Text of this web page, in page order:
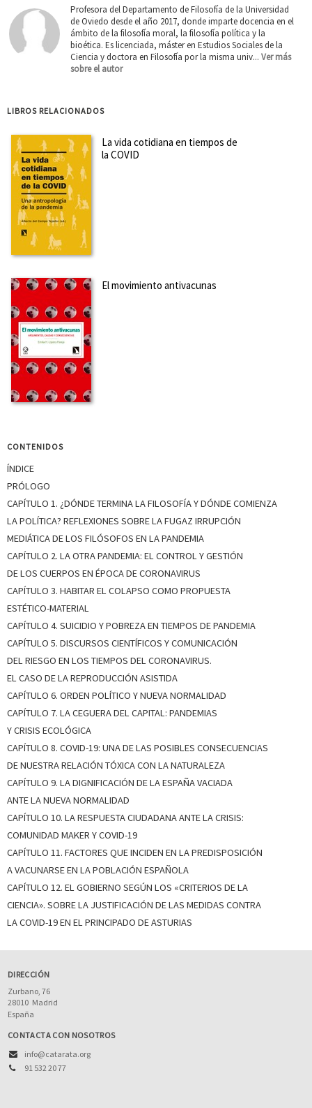
Profesora del Departamento de Filosofía de la Universidad
de Oviedo desde el año 2017, donde imparte docencia en el
ámbito de la filosofía moral, la filosofía política y la
bioética. Es licenciada, máster en Estudios Sociales de la
Ciencia y doctora en Filosofía por la misma univ... Ver más
sobre el autor
LIBROS RELACIONADOS
La vida cotidiana en tiempos de
la COVID
El movimiento antivacunas
CONTENIDOS
ÍNDICE
PRÓLOGO
CAPÍTULO 1. ¿DÓNDE TERMINA LA FILOSOFÍA Y DÓNDE COMIENZA
LA POLÍTICA? REFLEXIONES SOBRE LA FUGAZ IRRUPCIÓN
MEDIÁTICA DE LOS FILÓSOFOS EN LA PANDEMIA
CAPÍTULO 2. LA OTRA PANDEMIA: EL CONTROL Y GESTIÓN
DE LOS CUERPOS EN ÉPOCA DE CORONAVIRUS
CAPÍTULO 3. HABITAR EL COLAPSO COMO PROPUESTA
ESTÉTICO-MATERIAL
CAPÍTULO 4. SUICIDIO Y POBREZA EN TIEMPOS DE PANDEMIA
CAPÍTULO 5. DISCURSOS CIENTÍFICOS Y COMUNICACIÓN
DEL RIESGO EN LOS TIEMPOS DEL CORONAVIRUS.
EL CASO DE LA REPRODUCCIÓN ASISTIDA
CAPÍTULO 6. ORDEN POLÍTICO Y NUEVA NORMALIDAD
CAPÍTULO 7. LA CEGUERA DEL CAPITAL: PANDEMIAS
Y CRISIS ECOLÓGICA
CAPÍTULO 8. COVID-19: UNA DE LAS POSIBLES CONSECUENCIAS
DE NUESTRA RELACIÓN TÓXICA CON LA NATURALEZA
CAPÍTULO 9. LA DIGNIFICACIÓN DE LA ESPAÑA VACIADA
ANTE LA NUEVA NORMALIDAD
CAPÍTULO 10. LA RESPUESTA CIUDADANA ANTE LA CRISIS:
COMUNIDAD MAKER Y COVID-19
CAPÍTULO 11. FACTORES QUE INCIDEN EN LA PREDISPOSICIÓN
A VACUNARSE EN LA POBLACIÓN ESPAÑOLA
CAPÍTULO 12. EL GOBIERNO SEGÚN LOS «CRITERIOS DE LA
CIENCIA». SOBRE LA JUSTIFICACIÓN DE LAS MEDIDAS CONTRA
LA COVID-19 EN EL PRINCIPADO DE ASTURIAS
DIRECCIÓN
Zurbano, 76
28010 Madrid
España
CONTACTA CON NOSOTROS
info@catarata.org
91 532 20 77